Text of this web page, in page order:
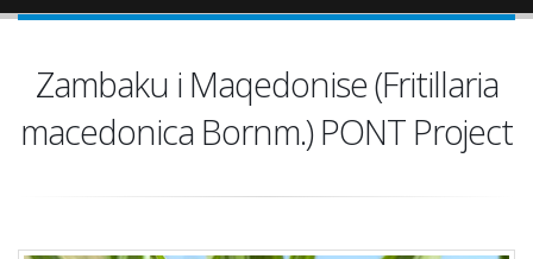
Zambaku i Maqedonise (Fritillaria
macedonica Bornm.) PONT Project